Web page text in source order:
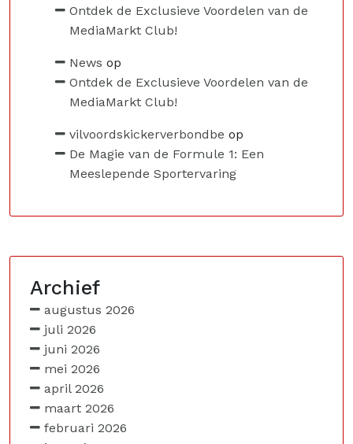
Ontdek de Exclusieve Voordelen van de
MediaMarkt Club!
News op
Ontdek de Exclusieve Voordelen van de
MediaMarkt Club!
vilvoordskickerverbondbe op
De Magie van de Formule 1: Een
Meeslepende Sportervaring
Archief
augustus 2026
juli 2026
juni 2026
mei 2026
april 2026
maart 2026
februari 2026